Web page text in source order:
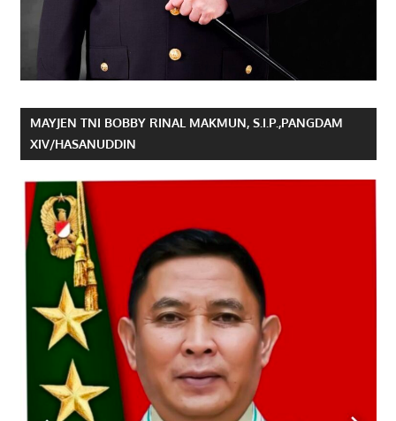
MAYJEN TNI BOBBY RINAL MAKMUN, S.I.P.,PANGDAM
XIV/HASANUDDIN